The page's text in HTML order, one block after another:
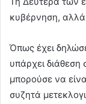
κυβέρνηση, αλλά
Όπως έχει
υπάρχει
μπορούσε να
συζητά